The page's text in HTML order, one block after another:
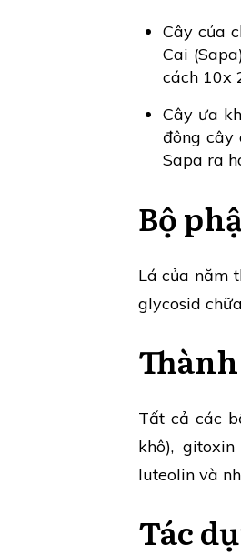
Cây của
Cai
cách 10x
Cây ưa
đông cây
Sapa ra
Bộ
Lá của năm
glycosid
Tất cả các
khô),
luteolin và
Tác